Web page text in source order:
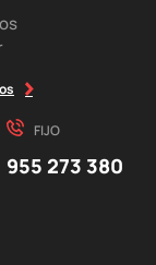
FIJO
955 273 380